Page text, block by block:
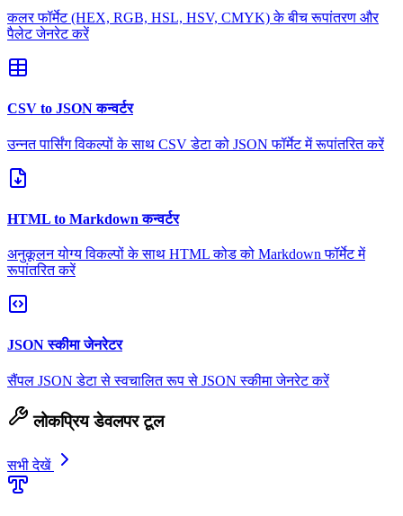
कलर फॉर्मेट (HEX, RGB, HSL, HSV, CMYK) के बीच रूपांतरण और
पैलेट जेनरेट करें
CSV to JSON कन्वर्टर
उन्नत पार्सिंग विकल्पों के साथ CSV डेटा को JSON फॉर्मेट में रूपांतरित करें
HTML to Markdown कन्वर्टर
अनुकूलन योग्य विकल्पों के साथ HTML कोड को Markdown फॉर्मेट में
रूपांतरित करें
JSON स्कीमा जेनरेटर
सैंपल JSON डेटा से स्वचालित रूप से JSON स्कीमा जेनरेट करें
लोकप्रिय डेवलपर टूल
सभी देखें